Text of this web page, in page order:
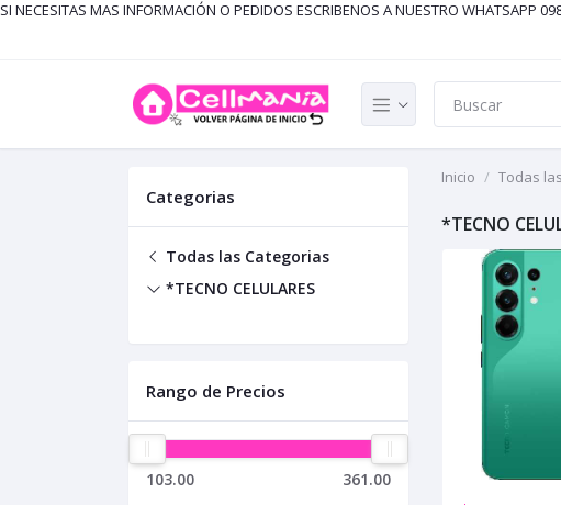
SI NECESITAS MAS INFORMACIÓN O PEDIDOS ESCRIBENOS A NUESTRO WHATSAPP
Categorias
Todas las Categorias
*TECNO CELULARES
Rango de Precios
103.00 361.00
Inicio Todas
*TECNO